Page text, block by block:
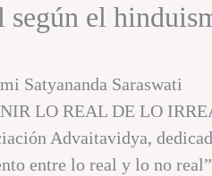
el
LO REAL DE LO
Advaitavidya,
entre lo real y lo no